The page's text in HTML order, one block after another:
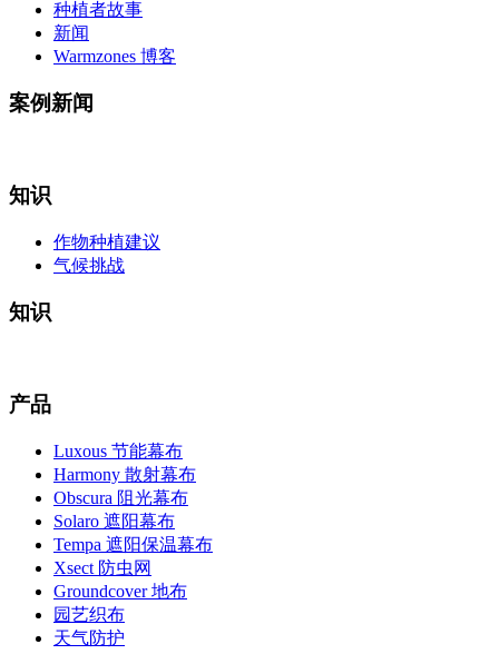
种植者故事
新闻
Warmzones 博客
案例新闻
知识
作物种植建议
气候挑战
知识
产品
Luxous 节能幕布
Harmony 散射幕布
Obscura 阻光幕布
Solaro 遮阳幕布
Tempa 遮阳保温幕布
Xsect 防虫网
Groundcover 地布
园艺织布
天气防护